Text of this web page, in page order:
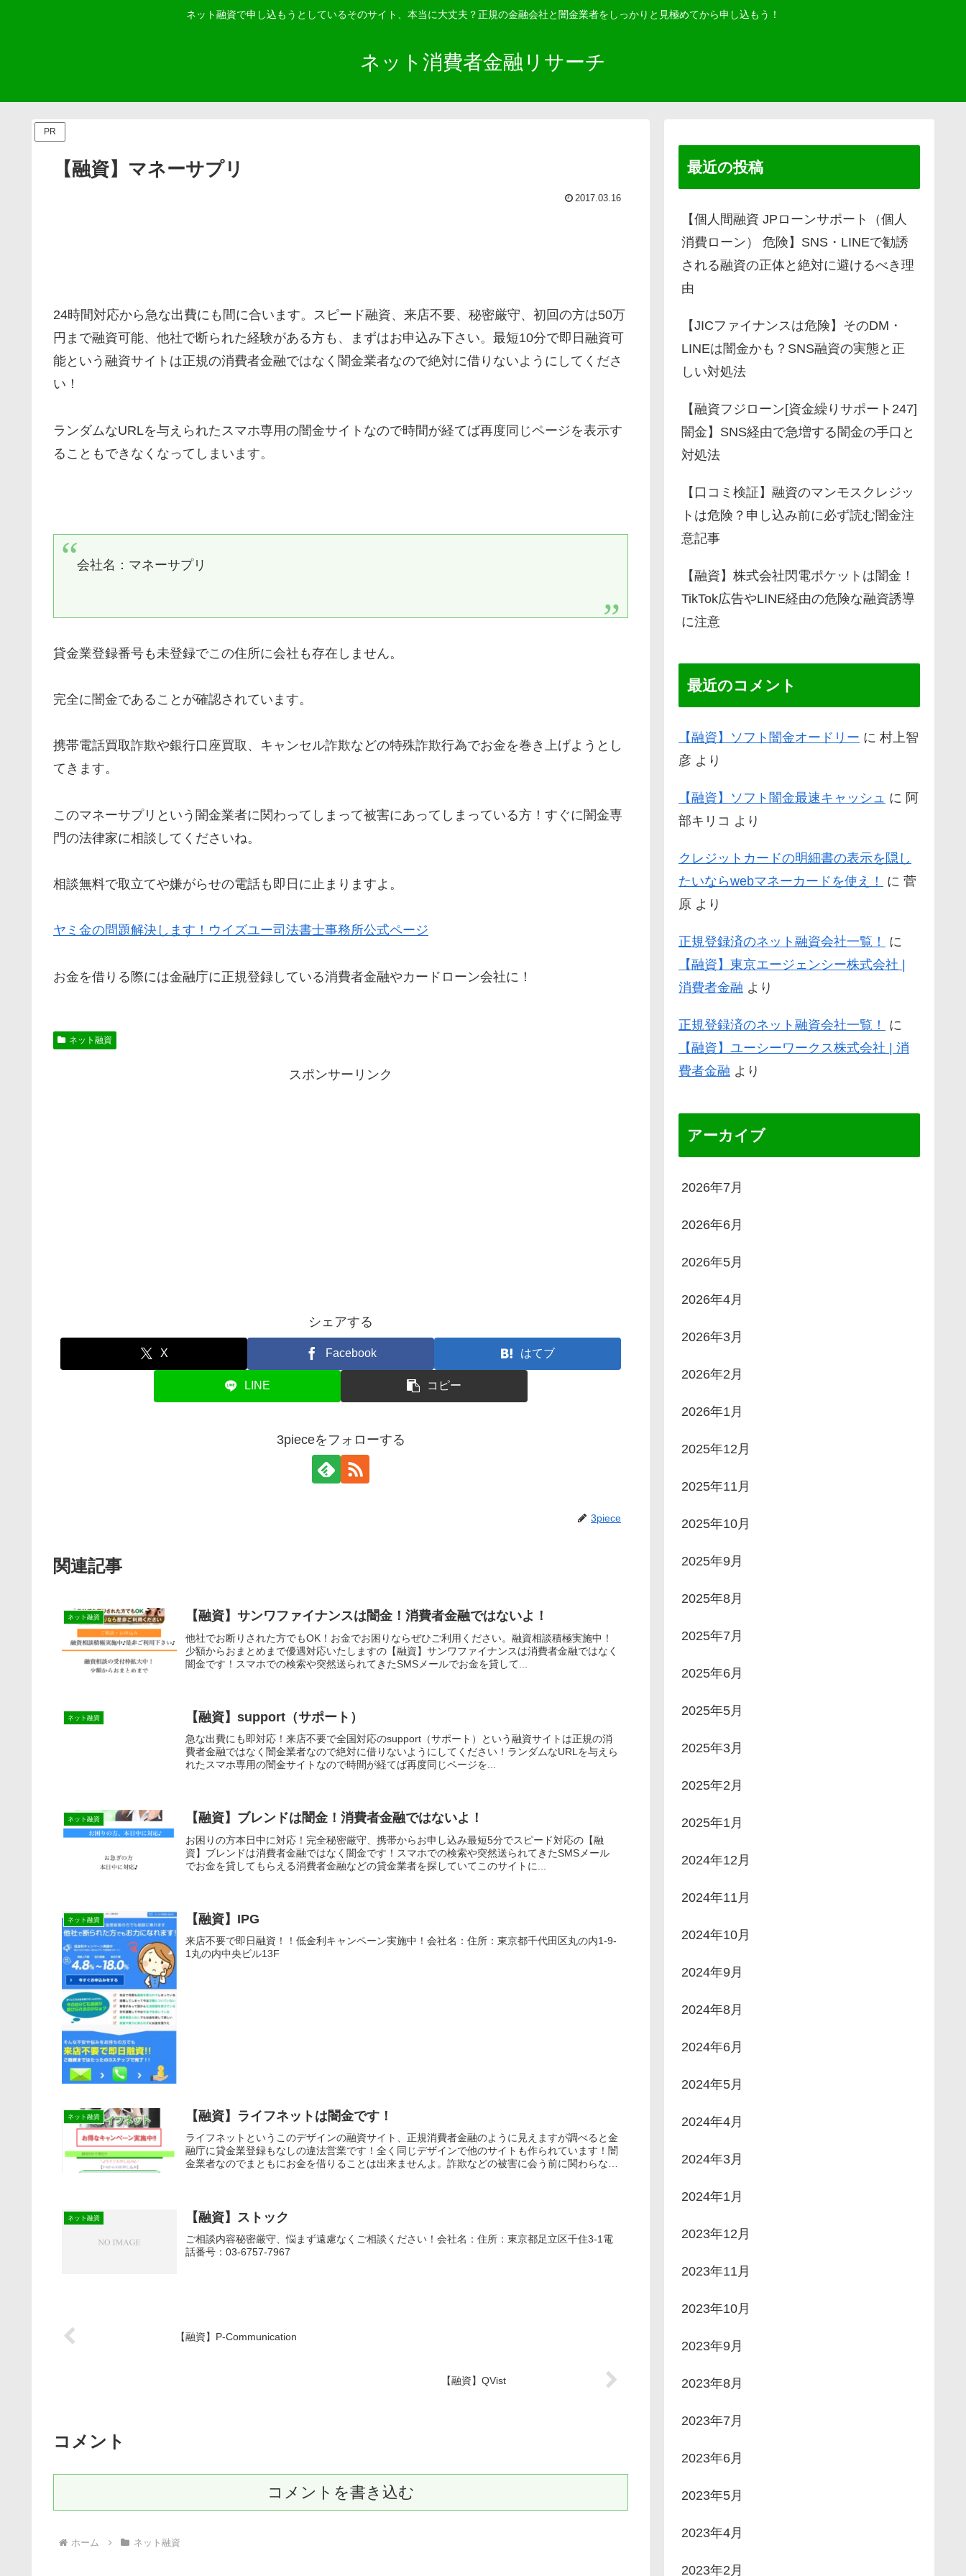
ネット融資で申し込もうとしているそのサイト、本当に大丈夫？正規の金融会社と闇金業者をしっかりと見極めてから申し込もう！
ネット消費者金融リサーチ
PR
【融資】マネーサプリ
2017.03.16
24時間対応から急な出費にも間に合います。スピード融資、来店不要、秘密厳守、初回の方は50万
円まで融資可能、他社で断られた経験がある方も、まずはお申込み下さい。最短10分で即日融資可
能という融資サイトは正規の消費者金融ではなく闇金業者なので絶対に借りないようにしてくださ
い！
ランダムなURLを与えられたスマホ専用の闇金サイトなので時間が経てば再度同じページを表示す
ることもできなくなってしまいます。
会社名：マネーサプリ
貸金業登録番号も未登録でこの住所に会社も存在しません。
完全に闇金であることが確認されています。
携帯電話買取詐欺や銀行口座買取、キャンセル詐欺などの特殊詐欺行為でお金を巻き上げようとし
てきます。
このマネーサプリという闇金業者に関わってしまって被害にあってしまっている方！すぐに闇金専
門の法律家に相談してくださいね。
相談無料で取立てや嫌がらせの電話も即日に止まりますよ。
ヤミ金の問題解決します！ウイズユー司法書士事務所公式ページ
お金を借りる際には金融庁に正規登録している消費者金融やカードローン会社に！
ネット融資
スポンサーリンク
シェアする
X Facebook はてブ
LINE コピー
3pieceをフォローする
3piece
関連記事
ネット融資 【融資】サンワファイナンスは闇金！消費者金融ではないよ！
他社でお断りされた方でもOK！お金でお困りならぜひご利用ください。融資相談積極実施中！
少額からおまとめまで優遇対応いたしますの【融資】サンワファイナンスは消費者金融ではなく
闇金です！スマホでの検索や突然送られてきたSMSメールでお金を貸して...
ネット融資 【融資】support（サポート）
急な出費にも即対応！来店不要で全国対応のsupport（サポート）という融資サイトは正規の消
費者金融ではなく闇金業者なので絶対に借りないようにしてください！ランダムなURLを与えら
れたスマホ専用の闇金サイトなので時間が経てば再度同じページを...
ネット融資 【融資】ブレンドは闇金！消費者金融ではないよ！
お困りの方本日中に対応！完全秘密厳守、携帯からお申し込み最短5分でスピード対応の【融
資】ブレンドは消費者金融ではなく闇金です！スマホでの検索や突然送られてきたSMSメール
でお金を貸してもらえる消費者金融などの貸金業者を探していてこのサイトに...
ネット融資 【融資】IPG
来店不要で即日融資！！低金利キャンペーン実施中！会社名：住所：東京都千代田区丸の内1-9-
1丸の内中央ビル13F
ネット融資 【融資】ライフネットは闇金です！
ライフネットというこのデザインの融資サイト、正規消費者金融のように見えますが 調べると金
融庁に貸金業登録もなしの違法営業です！全く同じデザインで他のサイトも作られています！闇
金業者なのでまともにお金を借りることは出来ませんよ。詐欺などの被害に会う前に関わらない
ネット融資 【融資】ストック
ご相談内容秘密厳守、悩まず遠慮なくご相談ください！会社名：住所：東京都足立区千住3-1電
話番号：03-6757-7967
【融資】P-Communication
【融資】QVist
コメント
コメントを書き込む
ホーム ネット融資
最近の投稿
【個人間融資 JPローンサポート（個人
消費ローン） 危険】SNS・LINEで勧誘
される融資の正体と絶対に避けるべき理
由
【JICファイナンスは危険】そのDM・
LINEは闇金かも？SNS融資の実態と正
しい対処法
【融資フジローン[資金繰りサポート247]
闇金】SNS経由で急増する闇金の手口と
対処法
【口コミ検証】融資のマンモスクレジッ
トは危険？申し込み前に必ず読む闇金注
意記事
【融資】株式会社閃電ポケットは闇金！
TikTok広告やLINE経由の危険な融資誘導
に注意
最近のコメント
【融資】ソフト闇金オードリー に 村上智
彦 より
【融資】ソフト闇金最速キャッシュ に 阿
部キリコ より
クレジットカードの明細書の表示を隠し
たいならwebマネーカードを使え！
に 菅
原 より
正規登録済のネット融資会社一覧！
に
【融資】東京エージェンシー株式会社 |
消費者金融 より
正規登録済のネット融資会社一覧！
に
【融資】ユーシーワークス株式会社 | 消
費者金融 より
アーカイブ
2026年7月
2026年6月
2026年5月
2026年4月
2026年3月
2026年2月
2026年1月
2025年12月
2025年11月
2025年10月
2025年9月
2025年8月
2025年7月
2025年6月
2025年5月
2025年3月
2025年2月
2025年1月
2024年12月
2024年11月
2024年10月
2024年9月
2024年8月
2024年6月
2024年5月
2024年4月
2024年3月
2024年1月
2023年12月
2023年11月
2023年10月
2023年9月
2023年8月
2023年7月
2023年6月
2023年5月
2023年4月
2023年2月